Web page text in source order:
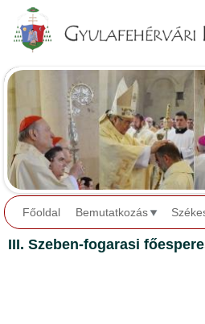
Főoldal Bemutatkozás
III. Szeben-fogarasi